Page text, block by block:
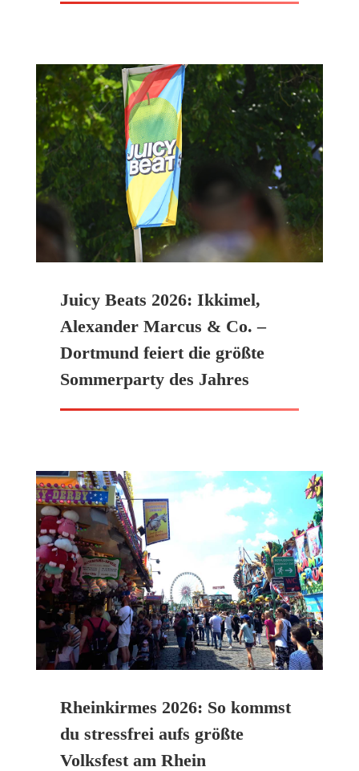
Juicy Beats 2026: Ikkimel,
Alexander Marcus & Co. –
Dortmund feiert die größte
Sommerparty des Jahres
Rheinkirmes 2026: So kommst
du stressfrei aufs größte
Volksfest am Rhein